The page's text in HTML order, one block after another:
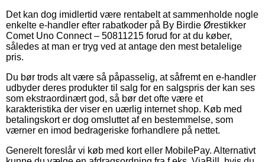
Det kan dog imidlertid være rentabelt at sammenholde nogle
enkelte e-handler efter rabatkoder på By Birdie Ørestikker
Comet Uno Connect – 50811215 forud for at du køber,
således at man er tryg ved at antage den mest betalelige
pris.
Du bør trods alt være så påpasselig, at såfremt en e-handler
udbyder deres produkter til salg for en salgspris der kan ses
som ekstraordinært god, så bør det ofte være et
karakteristika der viser en uærlig internet shop. Køb med
betalingskort er dog omsluttet af en bestemmelse, som
værner en imod bedrageriske forhandlere på nettet.
Generelt foreslår vi køb med kort eller MobilePay. Alternativt